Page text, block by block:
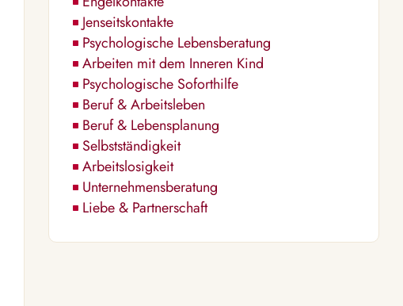
Jenseitskontakte
Psychologische Lebensberatung
Arbeiten mit dem Inneren Kind
Psychologische Soforthilfe
Beruf & Arbeitsleben
Beruf & Lebensplanung
Selbstständigkeit
Arbeitslosigkeit
Unternehmensberatung
Liebe & Partnerschaft